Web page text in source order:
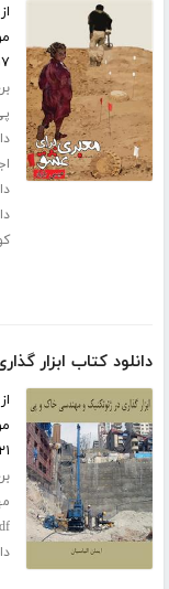
۵۷
دانلود کتاب ابزار
۲۱ صفحه